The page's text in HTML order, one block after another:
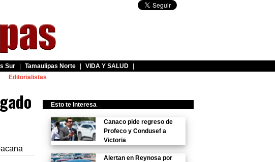
Sur Tamaulipas Norte VIDA Y SALUD
Editorialistas
Esto te Interesa
Canaco pide regreso de
Profeco y Condusef a
Victoria
Alertan en Reynosa por